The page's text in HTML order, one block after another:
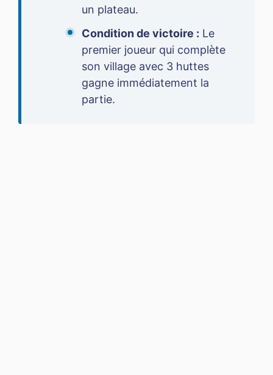
un plateau.
Condition de victoire : Le
premier joueur qui complète
son village avec 3 huttes
gagne immédiatement la
partie.